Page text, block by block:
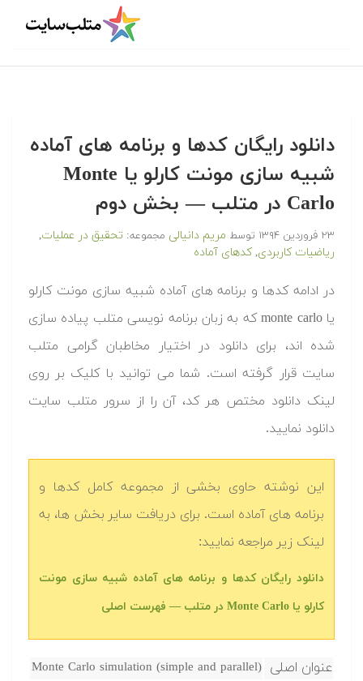
دانلود رایگان کدها و برنامه های آماده
شبیه سازی مونت کارلو یا Monte
Carlo در متلب‬‬ — بخش دوم
۲۳ فروردین ۱۳۹۴ توسط مریم دانیالی مجموعه: تحقیق در عملیات,
ریاضیات کاربردی,کدهای آماده
‫در ادامه کدها و برنامه های آماده شبیه سازی مونت کارلو
یا monte carlo که به زبان برنامه نویسی متلب پیاده سازی
شده اند، برای دانلود در اختیار مخاطبان گرامی متلب
سایت قرار گرفته است. شما می توانید با کلیک بر روی
لینک دانلود مختص هر کد، آن را از سرور متلب سایت
دانلود نمایید.‬
این نوشته حاوی بخشی از مجموعه کامل کدها و
برنامه های آماده است. برای دریافت سایر بخش ها، به
لینک زیر مراجعه نمایید:
دانلود رایگان کدها و برنامه های آماده شبیه سازی مونت
کارلو یا Monte Carlo در متلب‬‬ — فهرست اصلی
عنوان اصلی Monte Carlo simulation (simple and parallel)